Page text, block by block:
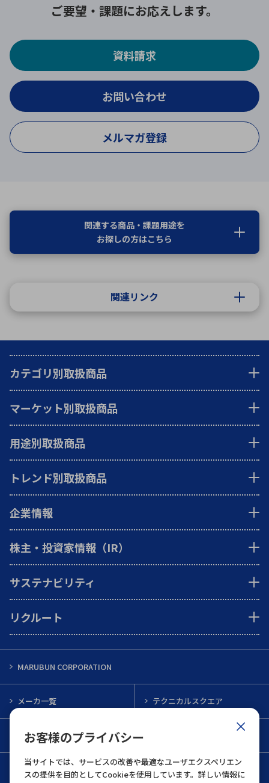
お客様のプライバシー
当サイトでは、サービスの改善や最適なユーザエクスペリエン
スの提供を目的としてCookieを使用しています。詳しい情報に
ご要望・課題にお応えします。
資料請求
お問い合わせ
メルマガ登録
関連する商品・課題用途を
お探しの方はこちら
関連リンク
カテゴリ別取扱商品
マーケット別取扱商品
用途別取扱商品
トレンド別取扱商品
企業情報
株主・投資家情報（IR）
サステナビリティ
リクルート
MARUBUN CORPORATION
メーカ一覧 テクニカルスクエア
インフォメーション
お問い合わせ